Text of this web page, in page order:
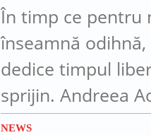
În timp ce pentru
înseamnă
dedice timpul
sprijin. Andreea
la Academia
NEWS